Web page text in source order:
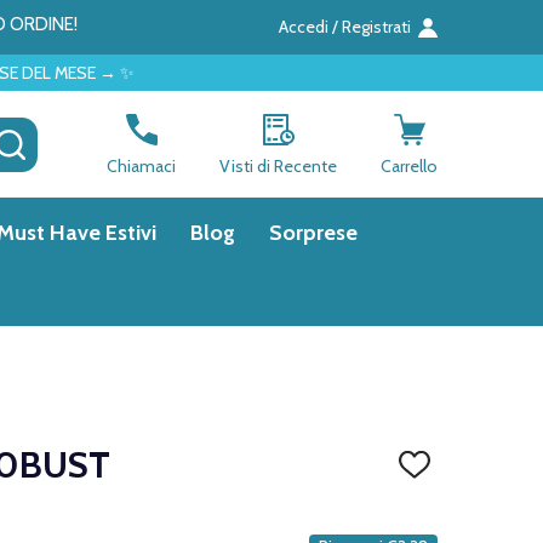
ORDINE! Accedi / Registrati
CERCA
Chiamaci Visti di Recente Carrello
Have Estivi Blog Sorprese
AGGIUNGI
DEI